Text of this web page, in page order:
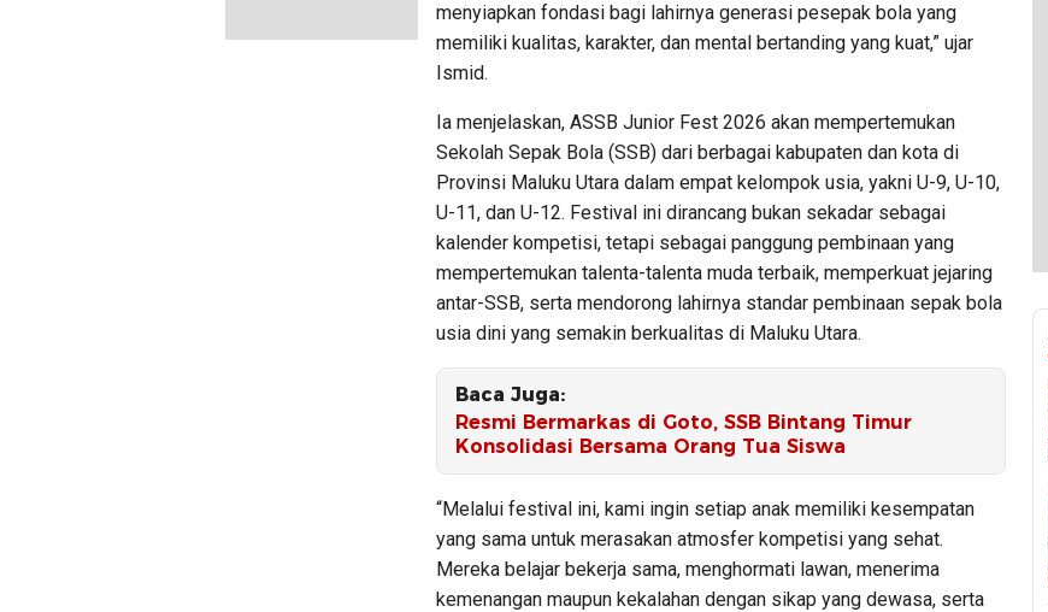
menyiapkan fondasi bagi lahirnya generasi pesepak bola yang
memiliki kualitas, karakter, dan mental bertanding yang kuat,” ujar
Ismid.
Ia menjelaskan, ASSB Junior Fest 2026 akan mempertemukan
Sekolah Sepak Bola (SSB) dari berbagai kabupaten dan kota di
Provinsi Maluku Utara dalam empat kelompok usia, yakni U-9, U-10,
U-11, dan U-12. Festival ini dirancang bukan sekadar sebagai
kalender kompetisi, tetapi sebagai panggung pembinaan yang
mempertemukan talenta-talenta muda terbaik, memperkuat jejaring
antar-SSB, serta mendorong lahirnya standar pembinaan sepak bola
usia dini yang semakin berkualitas di Maluku Utara.
Baca Juga:
Resmi Bermarkas di Goto, SSB Bintang Timur
Konsolidasi Bersama Orang Tua Siswa
“Melalui festival ini, kami ingin setiap anak memiliki kesempatan
yang sama untuk merasakan atmosfer kompetisi yang sehat.
Mereka belajar bekerja sama, menghormati lawan, menerima
kemenangan maupun kekalahan dengan sikap yang dewasa, serta